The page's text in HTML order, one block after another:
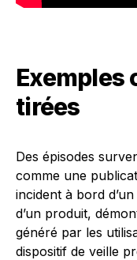
Exemples
tirées
Des épisodes
comme une
incident à bord
d’un produit,
généré par les
dispositif de veille